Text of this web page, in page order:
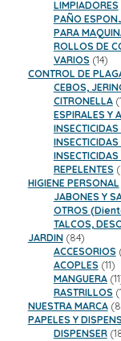
LIMPIADORES
PAÑO
PARA
ROLLOS DE
VARIOS 1414
CONTROL DE
CEBOS,
CITRONELLA
ESPIRALES Y
REPELENTES
HIGIENE PERSONAL
JABONES Y
OTROS
TALCOS,
JARDIN 8484
ACCESORIOS
ACOPLES 1111
MANGUERA 11
RASTRILLOS
NUESTRA MARCA
PAPELES Y
DISPENSER